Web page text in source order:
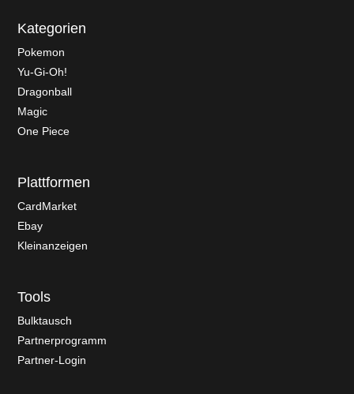
Kategorien
Pokemon
Yu-Gi-Oh!
Dragonball
Magic
One Piece
Plattformen
CardMarket
Ebay
Kleinanzeigen
Tools
Bulktausch
Partnerprogramm
Partner-Login